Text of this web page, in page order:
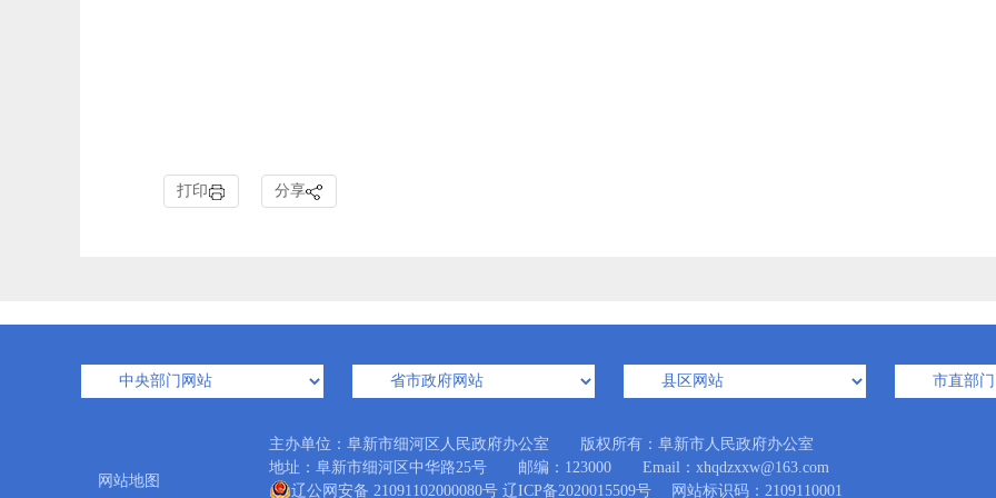
打印 分享
网站地图
主办单位：阜新市细河区人民政府办公室 版权所有：阜新市人民政府办公室
地址：阜新市细河区中华路25号 邮编：123000 Email：xhqdzxxw@163.com
辽公网安备 21091102000080号 辽ICP备2020015509号 网站标识码：2109110001